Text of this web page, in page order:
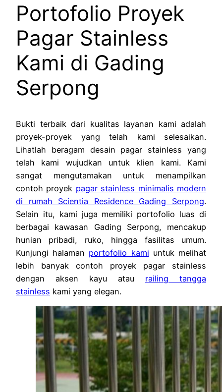
Portofolio Proyek
Pagar Stainless
Kami di Gading
Serpong
Bukti terbaik dari kualitas layanan kami adalah
proyek-proyek yang telah kami selesaikan.
Lihatlah beragam desain pagar stainless yang
telah kami wujudkan untuk klien kami. Kami
sangat mengutamakan untuk menampilkan
contoh proyek pagar stainless minimalis modern
di rumah Scientia Residence Gading Serpong.
Selain itu, kami juga memiliki portofolio luas di
berbagai kawasan Gading Serpong, mencakup
hunian pribadi, ruko, hingga fasilitas umum.
Kunjungi halaman portofolio kami untuk melihat
lebih banyak contoh proyek pagar stainless
dengan aksen kayu atau railing tangga
stainless kami yang elegan.